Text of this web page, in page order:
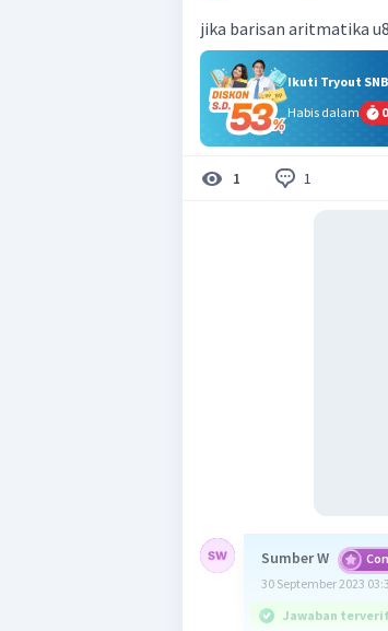
jika barisan aritmatika
Ikuti Tryout
Habis dalam
1 1
Sumber W
30 September 2023
Jawaban